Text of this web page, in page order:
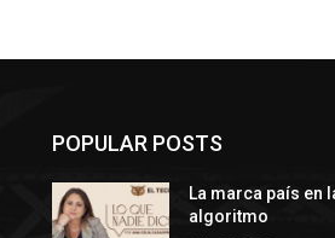
POPULAR POSTS
La marca país en
algoritmo